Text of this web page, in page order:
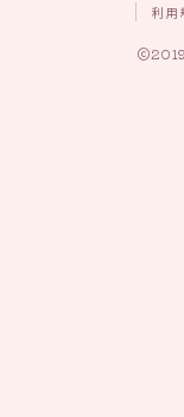
利用